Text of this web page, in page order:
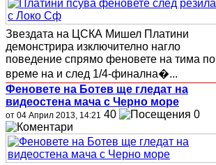
Звездата на ЦСКА Мишел Платини
демонстрира изключително нагло
поведение спрямо феновете на тима по
време на и след 1/4-финална�...
Феновете на Ботев ще гледат на
видеостена мача с Черно море
от 04 Април 2013, 14:21 40 0